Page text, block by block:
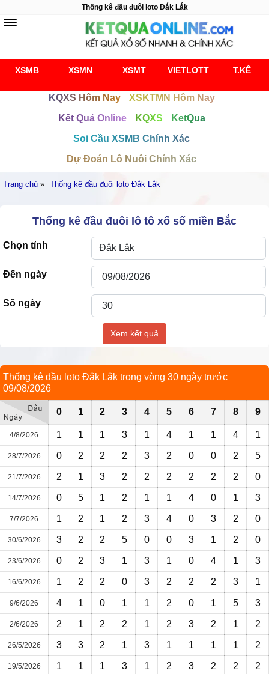
Thống kê đầu đuôi loto Đắk Lắk
XSMB XSMN XSMT VIETLOTT T.KÊ
KQXS Hôm Nay
XSKTMN Hôm Nay
Kết Quả Online
KQXS
KetQua
Soi Cầu XSMB Chính Xác
Dự Đoán Lô Nuôi Chính Xác
Trang chủ » Thống kê đầu đuôi loto Đắk Lắk
Thống kê đầu đuôi lô tô xổ số miền Bắc
Chọn tỉnh
Đến ngày
Số ngày
Xem kết quả
Thống kê đầu loto Đắk Lắk trong vòng 30 ngày trước
09/08/2026
0 1 2 3 4 5 6 7 8 9
4/8/2026 1 1 1 3 1 4 1 1 4 1
28/7/2026 0 2 2 2 3 2 0 0 2 5
21/7/2026 2 1 3 2 2 2 2 2 2 0
14/7/2026 0 5 1 2 1 1 4 0 1 3
7/7/2026 1 2 1 2 3 4 0 3 2 0
30/6/2026 3 2 2 5 0 0 3 1 2 0
23/6/2026 0 2 3 1 3 1 0 4 1 3
16/6/2026 1 2 2 0 3 2 2 2 3 1
9/6/2026 4 1 0 1 1 2 0 1 5 3
2/6/2026 2 1 2 2 1 2 3 2 1 2
26/5/2026 3 3 2 1 3 1 1 1 1 2
19/5/2026 1 1 1 3 1 2 3 2 2 2